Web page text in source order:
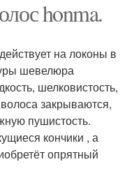
honma.
на локоны в
шевелюра
шелковистость,
закрываются,
пушистость.
кончики , а
опрятный